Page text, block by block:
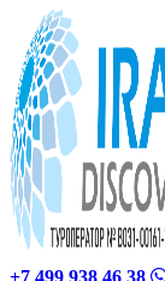
+7 499 938 46 38